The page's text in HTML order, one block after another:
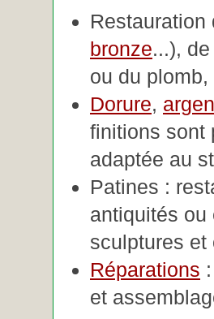
bronze...),
ou du plomb,
Dorure,
finitions sont
adaptée au
Patines :
antiquités ou
sculptures et
Réparations
et